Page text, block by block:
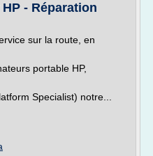
- Réparation
sur la route, en
portable HP,
Specialist) notre...